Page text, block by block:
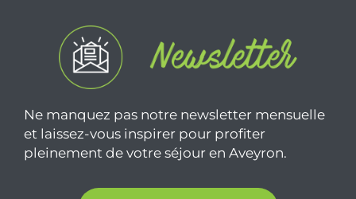
Ne manquez pas notre newsletter mensuelle
et laissez-vous inspirer pour profiter
pleinement de votre séjour en Aveyron.